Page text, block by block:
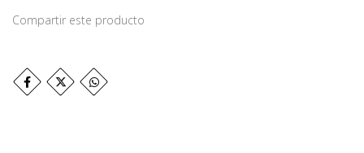
Compartir este producto